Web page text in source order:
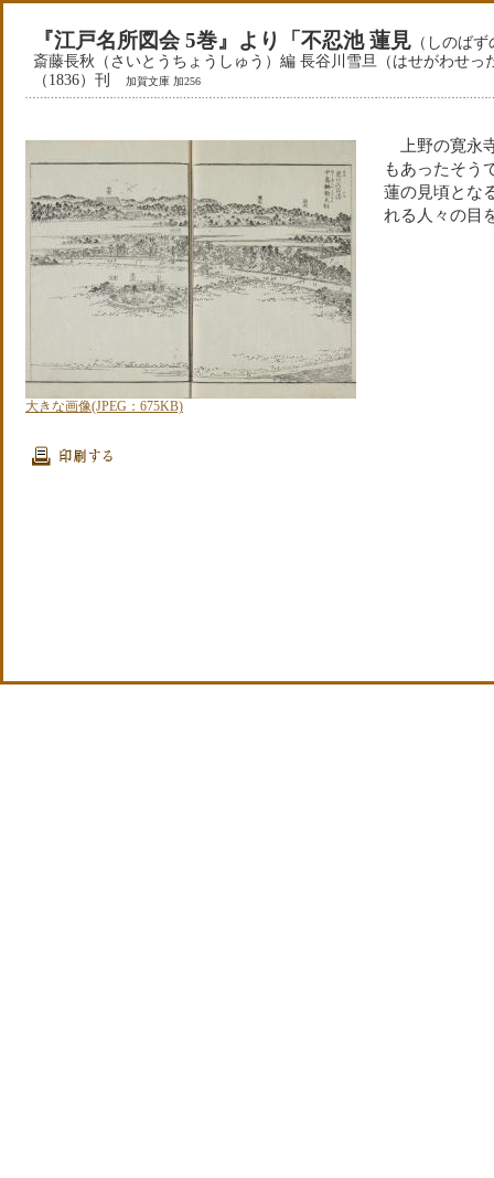
『江戸名所図会 5巻』より「不忍池 蓮見 （しのば
斎藤長秋（さいとうちょうしゅう）編 長谷川雪旦（はせがわせ
（1836）刊
加賀文庫 加256
大きな画像(JPEG：675KB)
上野の寛永
もあったそう
蓮の見頃とな
れる人々の目